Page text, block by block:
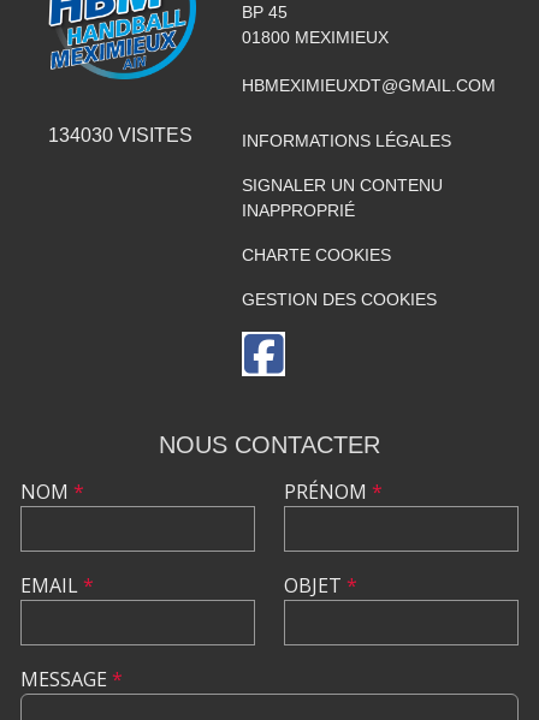
134030 VISITES
BP 45
01800 MEXIMIEUX
HBMEXIMIEUXDT@GMAIL.COM
INFORMATIONS LÉGALES
SIGNALER UN CONTENU
INAPPROPRIÉ
CHARTE COOKIES
GESTION DES COOKIES
NOUS CONTACTER
NOM *
EMAIL*
PRÉNOM *
OBJET *
MESSAGE *